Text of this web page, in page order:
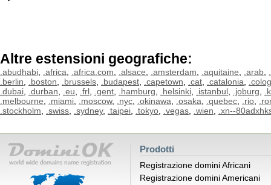
Altre estensioni geografiche:
.abudhabi .africa .africa.com .alsace .amsterdam .aquitaine .arab
.berlin
.boston .brussels .budapest .capetown .cat .catalonia
.dubai
.durban .eu .frl .gent .hamburg .helsinki .istanbul .joburg
.melbourne
.miami .moscow, .nyc .okinawa .osaka .quebec .rio
.stockholm
.swiss .sydney, .taipei .tokyo .vegas .wien .xn--
Prodotti
Registrazione domini Africani
Registrazione domini Americani